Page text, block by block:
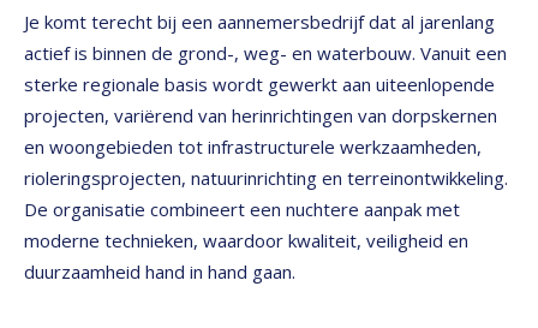
Je komt terecht bij een aannemersbedrijf dat al jarenlang
actief is binnen de grond-, weg- en waterbouw. Vanuit een
sterke regionale basis wordt gewerkt aan uiteenlopende
projecten, variërend van herinrichtingen van dorpskernen
en woongebieden tot infrastructurele werkzaamheden,
rioleringsprojecten, natuurinrichting en terreinontwikkeling.
De organisatie combineert een nuchtere aanpak met
moderne technieken, waardoor kwaliteit, veiligheid en
duurzaamheid hand in hand gaan.